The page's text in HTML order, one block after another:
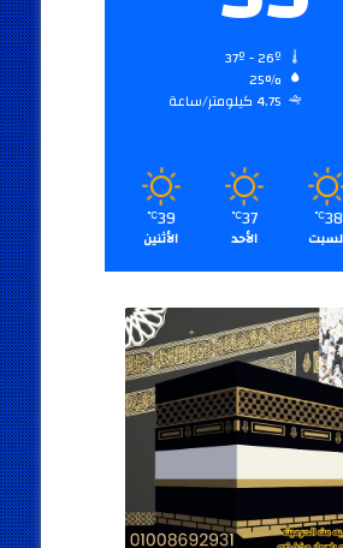
25%
4.75 كيلومتر/ساعة
38
℃
37
℃
الأحد
39
℃
الأثنين